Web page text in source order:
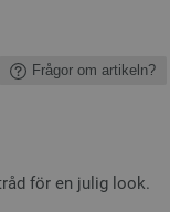
Frågor om artikeln?
för en julig look.